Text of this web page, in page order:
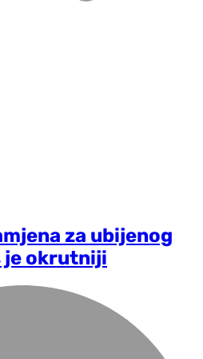
za ubijenog
je okrutniji